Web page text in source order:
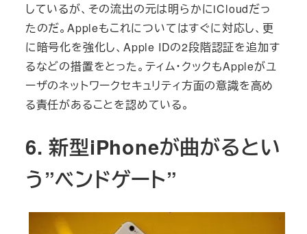
しているが、その流出の元は明らかにiCloudだっ
たのだ。Appleもこれについてはすぐに対応し、更
に暗号化を強化し、Apple IDの2段階認証を追加す
るなどの措置をとった。ティム・クックもAppleがユ
ーザのネットワークセキュリティ方面の意識を高め
る責任があることを認めている。
6. 新型iPhoneが曲がるとい
う”ベンドゲート”